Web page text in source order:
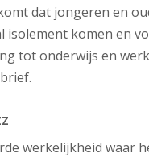
dat jongeren en
isolement komen en
tot onderwijs en
werkelijkheid waar